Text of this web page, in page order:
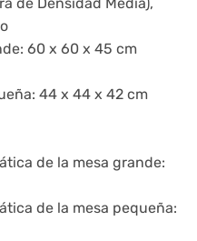
de Densidad Media),
60 x 60 x 45 cm
44 x 44 x 42 cm
de la mesa grande:
de la mesa pequeña: